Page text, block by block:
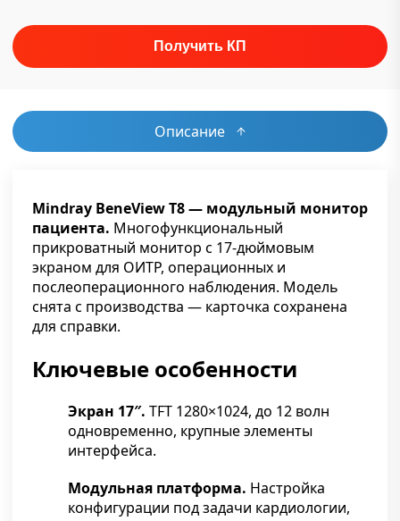
Описание
Mindray BeneView T8 — модульный монитор
пациента. Многофункциональный
прикроватный монитор с 17-дюймовым
экраном для ОИТР, операционных и
послеоперационного наблюдения. Модель
снята с производства — карточка сохранена
для справки.
Ключевые особенности
Экран 17″. TFT 1280×1024, до 12 волн
одновременно, крупные элементы
интерфейса.
Модульная платформа. Настройка
конфигурации под задачи кардиологии,